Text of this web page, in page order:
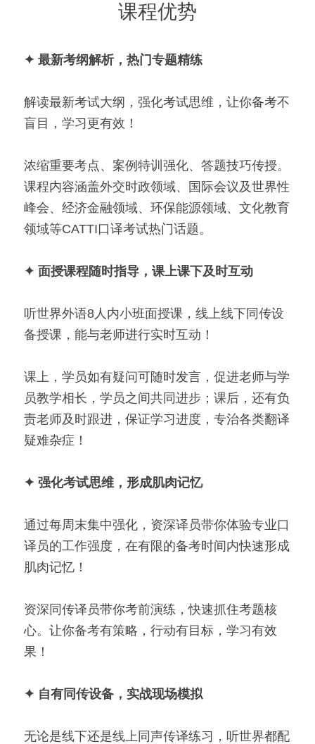
课程优势
✦ 最新考纲解析，热门专题精练
解读最新考试大纲，强化考试思维，让你备考不
盲目，学习更有效！
浓缩重要考点、案例特训强化、答题技巧传授。
课程内容涵盖外交时政领域、国际会议及世界性
峰会、经济金融领域、环保能源领域、文化教育
领域等CATTI口译考试热门话题。
✦ 面授课程随时指导，课上课下及时互动
听世界外语8人内小班面授课，线上线下同传设
备授课，能与老师进行实时互动！
课上，学员如有疑问可随时发言，促进老师与学
员教学相长，学员之间共同进步；课后，还有负
责老师及时跟进，保证学习进度，专治各类翻译
疑难杂症！
✦ 强化考试思维，形成肌肉记忆
通过每周末集中强化，资深译员带你体验专业口
译员的工作强度，在有限的备考时间内快速形成
肌肉记忆！
资深同传译员带你考前演练，快速抓住考题核
心。让你备考有策略，行动有目标，学习有效
果！
✦ 自有同传设备，实战现场模拟
无论是线下还是线上同声传译练习，听世界都配